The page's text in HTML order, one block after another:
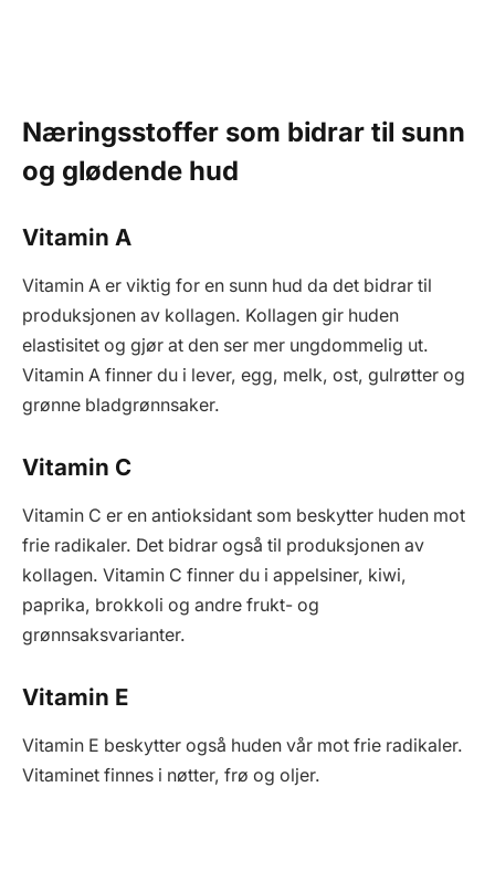
Næringsstoffer som bidrar til sunn
og glødende hud
Vitamin A
Vitamin A er viktig for en sunn hud da det bidrar til
produksjonen av kollagen. Kollagen gir huden
elastisitet og gjør at den ser mer ungdommelig ut.
Vitamin A finner du i lever, egg, melk, ost, gulrøtter og
grønne bladgrønnsaker.
Vitamin C
Vitamin C er en antioksidant som beskytter huden mot
frie radikaler. Det bidrar også til produksjonen av
kollagen. Vitamin C finner du i appelsiner, kiwi,
paprika, brokkoli og andre frukt- og
grønnsaksvarianter.
Vitamin E
Vitamin E beskytter også huden vår mot frie radikaler.
Vitaminet finnes i nøtter, frø og oljer.